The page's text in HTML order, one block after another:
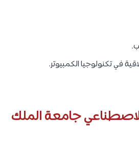
في تكنولوجيا الكمبيوتر.
جامعة الملك